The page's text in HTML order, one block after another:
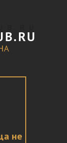
не
B. R U